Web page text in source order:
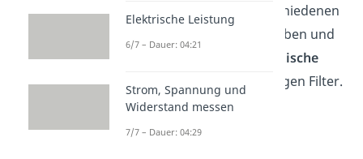
Zusammenhang mit verschiedenen
angegeben und
charakteristische
für den jeweiligen Filter.
Elektrische Leistung
6/7 – Dauer: 04:21
Strom, Spannung und
Widerstand messen
7/7 – Dauer: 04:29